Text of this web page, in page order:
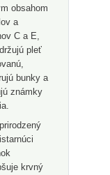
obsahom
a
C a E,
pleť
bunky a
známky
krvný